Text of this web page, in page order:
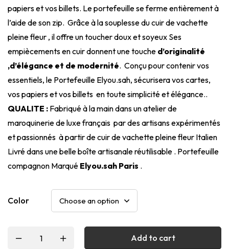
papiers et vos billets. Le portefeuille se ferme entièrement à
l’aide de son zip. Grâce à la souplesse du cuir de vachette
pleine fleur , il offre un toucher doux et soyeux Ses
empiècements en cuir donnent une touche d’originalité
,d’élégance et de modernité. Conçu pour contenir vos
essentiels, le Portefeuille Elyou.sah, sécurisera vos cartes,
vos papiers et vos billets en toute simplicité et élégance..
QUALITE : Fabriqué à la main dans un atelier de
maroquinerie de luxe français par des artisans expérimentés
et passionnés à partir de cuir de vachette pleine fleur Italien
Livré dans une belle boîte artisanale réutilisable . Portefeuille
compagnon Marqué Elyou.sah Paris .
Color
Add to cart